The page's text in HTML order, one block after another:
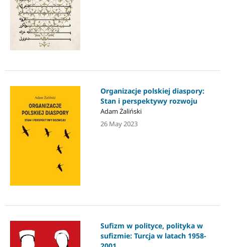
Organizacje polskiej diaspory:
Stan i perspektywy rozwoju
Adam Żaliński
26 May 2023
Sufizm w polityce, polityka w
sufizmie: Turcja w latach 1958-